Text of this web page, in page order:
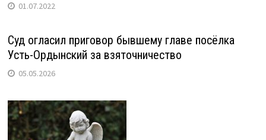
01.07.2022
Суд огласил приговор бывшему главе посёлка
Усть-Ордынский за взяточничество
05.05.2026